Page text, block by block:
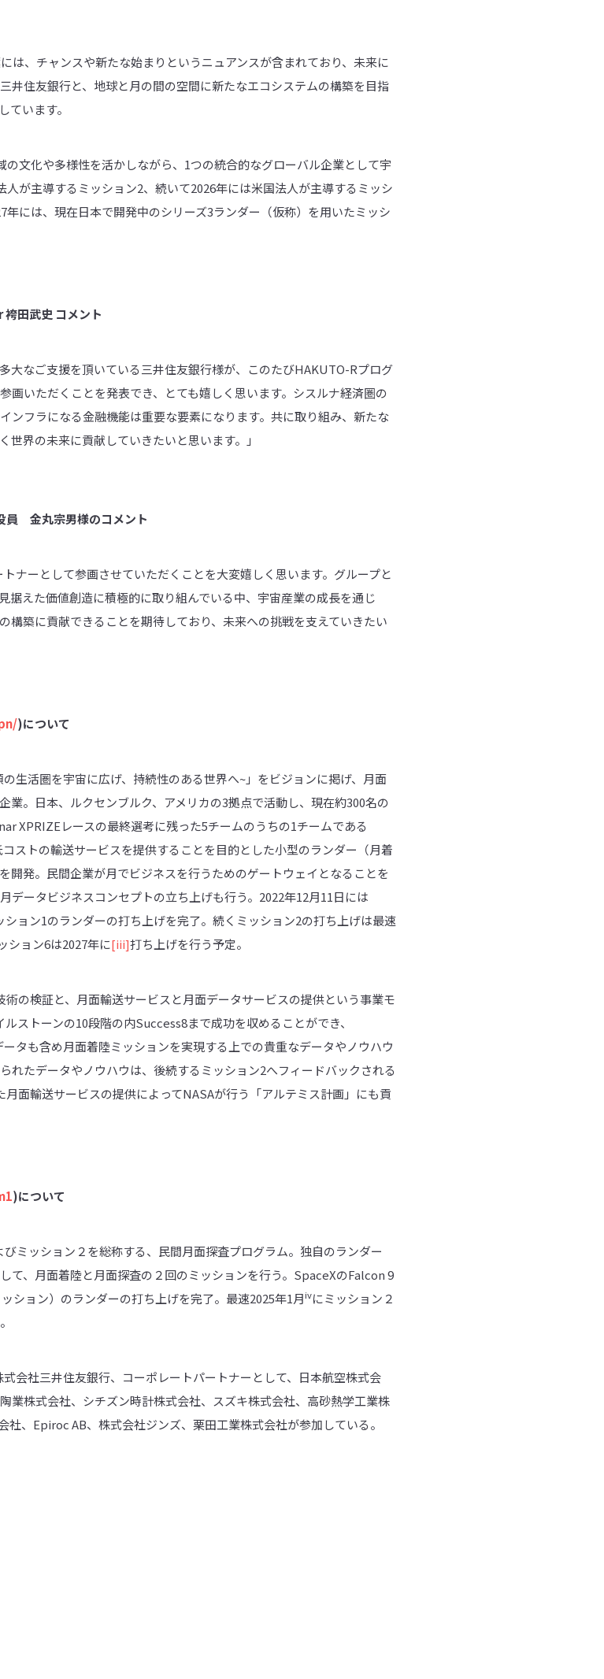
は、チャンスや新たな始まりというニュアンスが含まれており、未来に
井住友銀行と、地球と月の間の空間に新たなエコシステムの構築を目指
ています。
文化や多様性を活かしながら、1つの統合的なグローバル企業として宇
が主導するミッション2、続いて2026年には米国法人が主導するミッシ
年には、現在日本で開発中のシリーズ3ランダー（仮称）を用いたミッシ
袴田武史 コメント
大なご支援を頂いている三井住友銀行様が、このたびHAKUTO-Rプログ
画いただくことを発表でき、とても嬉しく思います。シスルナ経済圏の
ンフラになる金融機能は重要な要素になります。共に取り組み、新たな
界の未来に貢献していきたいと思います。」
員 金丸宗男様のコメント
ナーとして参画させていただくことを大変嬉しく思います。グループと
据えた価値創造に積極的に取り組んでいる中、宇宙産業の成長を通じ
構築に貢献できることを期待しており、未来への挑戦を支えていきたい
)について
生活圏を宇宙に広げ、持続性のある世界へ~」をビジョンに掲げ、月面
業。日本、ルクセンブルク、アメリカの3拠点で活動し、現在約300名の
XPRIZEレースの最終選考に残った5チームのうちの1チームである
ストの輸送サービスを提供することを目的とした小型のランダー（月着
開発。民間企業が月でビジネスを行うためのゲートウェイとなることを
データビジネスコンセプトの立ち上げも行う。2022年12月11日には
ョン1のランダーの打ち上げを完了。続くミッション2の打ち上げは最速
ション6は2027年に[iii]打ち上げを行う予定。
の検証と、月面輸送サービスと月面データサービスの提供という事業モ
ストーンの10段階の内Success8まで成功を収めることができ、
タも含め月面着陸ミッションを実現する上での貴重なデータやノウハウ
れたデータやノウハウは、後続するミッション2へフィードバックされる
面輸送サービスの提供によってNASAが行う「アルテミス計画」にも貢
)について
ミッション２を総称する、民間月面探査プログラム。独自のランダー
て、月面着陸と月面探査の２回のミッションを行う。SpaceXのFalcon 9
ション）のランダーの打ち上げを完了。最速2025年1月ivにミッション２
会社三井住友銀行、コーポレートパートナーとして、日本航空株式会
業株式会社、シチズン時計株式会社、スズキ株式会社、高砂熱学工業株
、Epiroc AB、株式会社ジンズ、栗田工業株式会社が参加している。